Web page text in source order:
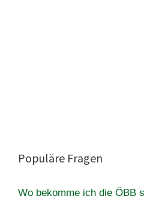
Populäre Fragen
Wo bekomme ich die ÖBB